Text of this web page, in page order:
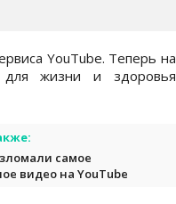
YouTube. Теперь на
для жизни и здоровья
самое
видео на YouTube